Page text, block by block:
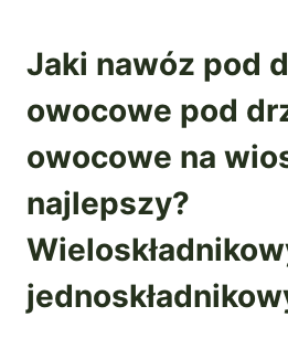
Jaki nawóz pod
owocowe pod
owocowe na
najlepszy?